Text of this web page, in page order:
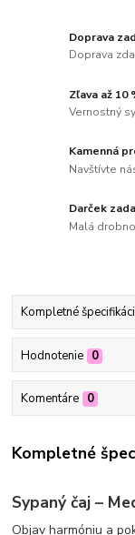
Doprava
Doprava
Zľava až 10
Vernostný
Kamenná
Navštívte
Darček
Malá
Kompletné
Hodnotenie 0
Komentáre 0
Kompletné
Sypaný čaj –
Objav harmóniu a